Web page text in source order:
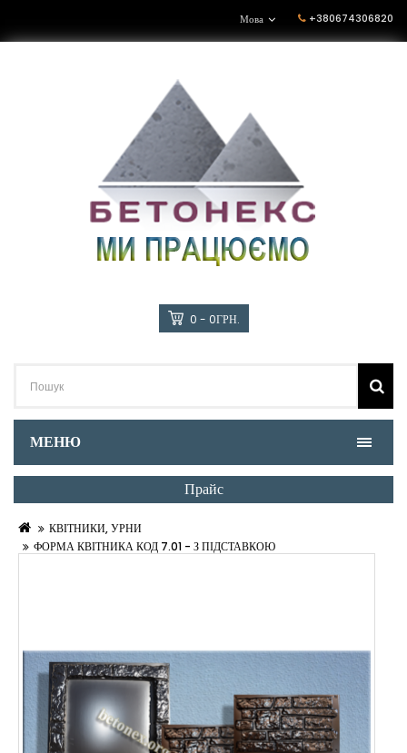
+380674306820
Мова
0 - 0ГРН.
МЕНЮ
Прайс
КВІТНИКИ, УРНИ
ФОРМА КВІТНИКА КОД 7.01 - З ПІДСТАВКОЮ